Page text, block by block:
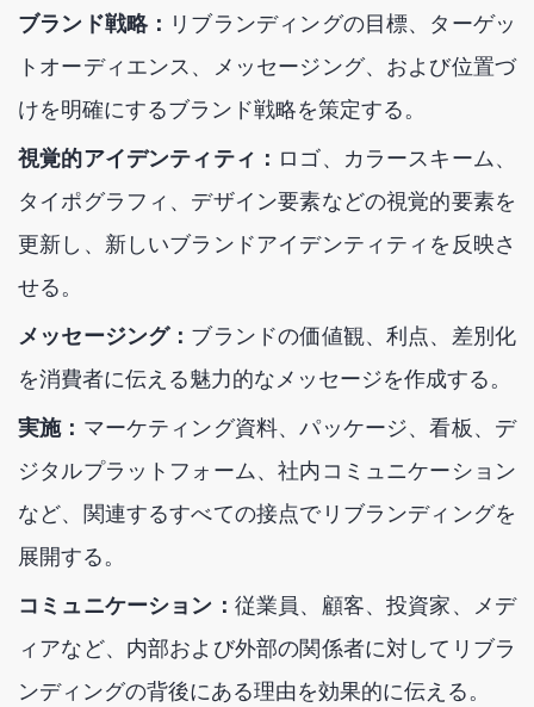
ブランド戦略： リブランディングの目標、ターゲッ
トオーディエンス、メッセージング、および位置づ
けを明確にするブランド戦略を策定する。
視覚的アイデンティティ： ロゴ、カラースキーム、
タイポグラフィ、デザイン要素などの視覚的要素を
更新し、新しいブランドアイデンティティを反映さ
せる。
メッセージング： ブランドの価値観、利点、差別化
を消費者に伝える魅力的なメッセージを作成する。
実施： マーケティング資料、パッケージ、看板、デ
ジタルプラットフォーム、社内コミュニケーション
など、関連するすべての接点でリブランディングを
展開する。
コミュニケーション： 従業員、顧客、投資家、メデ
ィアなど、内部および外部の関係者に対してリブラ
ンディングの背後にある理由を効果的に伝える。